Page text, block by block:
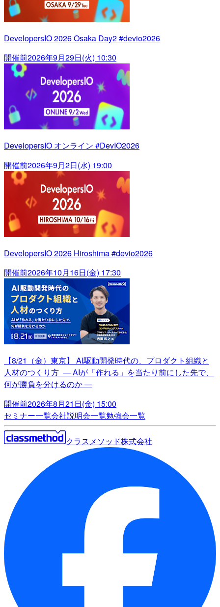
DevelopersIO 2026 Osaka Day2 #devio2026
開催前2026年9月29日(火) 10:30
DevelopersIO オンライン #DevIO2026
開催前2026年9月2日(水) 19:00
DevelopersIO 2026 Hiroshima #devio2026
開催前2026年10月16日(金) 17:30
【8/21（金）東京】 AI駆動開発時代の、プロダクト組織と
人材のつくり方 ― AIが「作れる」を当たり前にした先で、
何が勝負を分けるのか ―
開催前2026年8月21日(金) 15:00
セミナー一覧会社説明会一覧勉強会一覧
クラスメソッド株式会社